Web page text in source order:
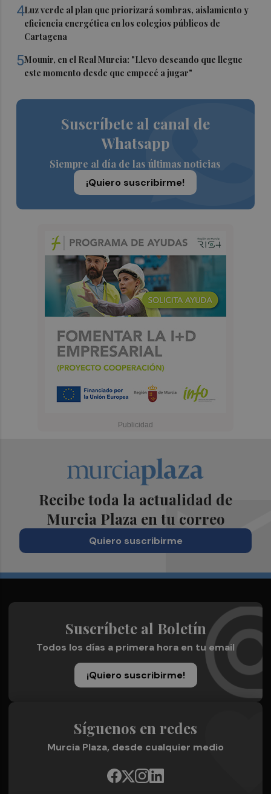
4Luz verde al plan que priorizará sombras, aislamiento y
eficiencia energética en los colegios públicos de
Cartagena
5Mounir, en el Real Murcia: "Llevo deseando que llegue
este momento desde que empecé a jugar"
Suscríbete al canal de
Whatsapp
Siempre al día de las últimas noticias
¡Quiero suscribirme!
Recibe toda la actualidad de
Murcia Plaza en tu correo
Quiero suscribirme
Suscríbete al Boletín
Todos los días a primera hora en tu email
¡Quiero suscribirme!
Síguenos en redes
Murcia Plaza, desde cualquier medio